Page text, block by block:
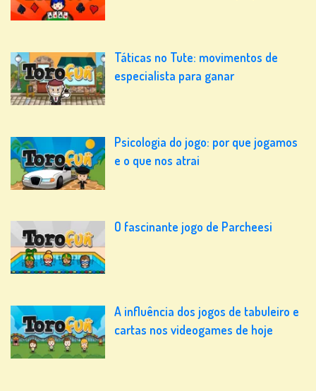
Táticas no Tute: movimentos de
especialista para ganar
Psicologia do jogo: por que jogamos
e o que nos atrai
O fascinante jogo de Parcheesi
A influência dos jogos de tabuleiro e
cartas nos videogames de hoje